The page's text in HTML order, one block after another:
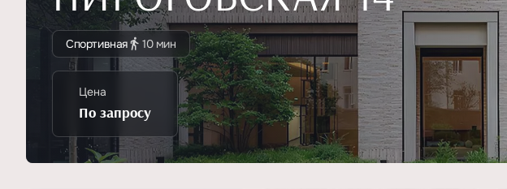
Спортивная 10 мин
Цена
По запросу